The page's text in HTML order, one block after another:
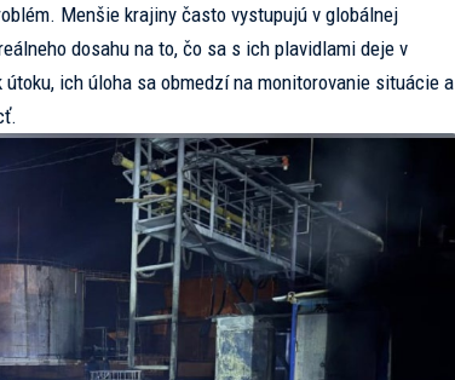
Menšie krajiny často vystupujú v globálnej
dosahu na to, čo sa s ich plavidlami deje v
ich úloha sa obmedzí na monitorovanie situácie a